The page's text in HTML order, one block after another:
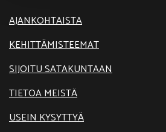
AJANKOHTAISTA
KEHITTÄMISTEEMAT
SIJOITU SATAKUNTAAN
TIETOA MEISTÄ
USEIN KYSYTTYÄ